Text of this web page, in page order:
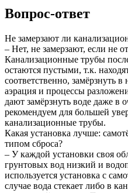
Вопрос-ответ
Не замерзают ли
– Нет, не замерзают, если не
Канализационные трубы
остаются пустыми, т.к.
соответственно, замёрзнуть
аэрация и процессы
дают замёрзнуть воде даже
рекомендуем для большей
канализационные трубы.
Какая установка лучше:
типом сброса?
– У каждой установки своя
грунтовых вод низкий и
используется установка с
случае вода стекает либо в